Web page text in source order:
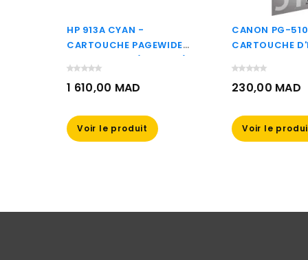
HP 913A CYAN -
CARTOUCHE PAGEWIDE
HP D'ORIGINE (F6T77AE)
1 610,00 MAD
Voir le produit
CANON PG-
CARTOUCHE
(2970B007AA)
230,00 MAD
Voir le